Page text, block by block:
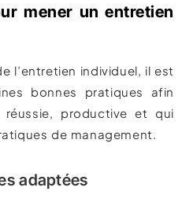
mener un entretien
l’entretien individuel, il est
bonnes pratiques afin
réussie, productive et qui
de management.
adaptées